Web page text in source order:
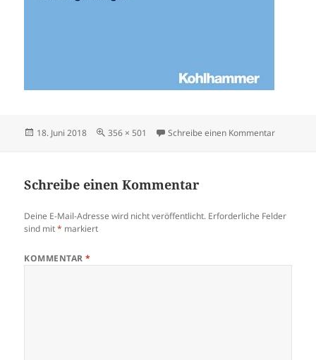
Veröffentlicht
18. Juni 2018
Volle
356 × 501 Schreibe einen Kommentarzu
Schreibe einen Kommentar
Deine E-Mail-Adresse wird nicht veröffentlicht. Erforderliche Felder
sind mit* markiert
KOMMENTAR*